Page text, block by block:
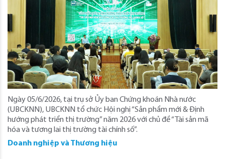
Ngày 05/6/2026, tại trụ sở Ủy ban Chứng khoán Nhà nước
(UBCKNN), UBCKNN tổ chức Hội nghị “Sản phẩm mới & Định
hướng phát triển thị trường” năm 2026 với chủ đề “Tài sản mã
hóa và tương lai thị trường tài chính số”.
Doanh nghiệp và Thương hiệu